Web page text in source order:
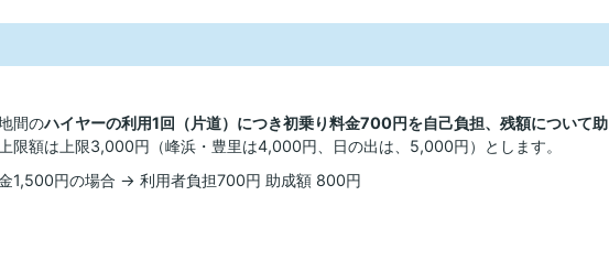
間のハイヤーの利用1回（片道）につき初乗り料金700円を自己負担、残額について助
限額は上限3,000円（峰浜・豊里は4,000円、日の出は、5,000円）とします。
1,500円の場合 → 利用者負担700円 助成額 800円